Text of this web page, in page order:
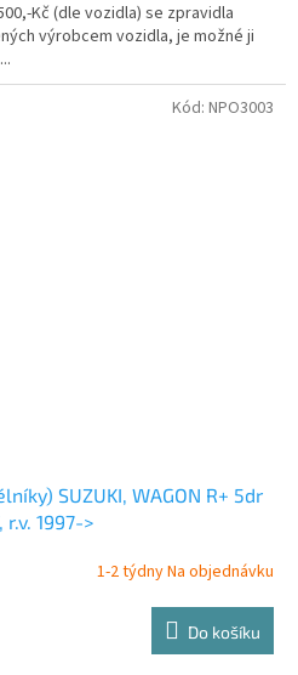
Kč (dle vozidla) se zpravidla
výrobcem vozidla, je možné ji
SUZUKI, WAGON R+ 5dr
r.v. 1997->
1-2 týdny Na objednávku
Do košíku
Kód: NPO3003